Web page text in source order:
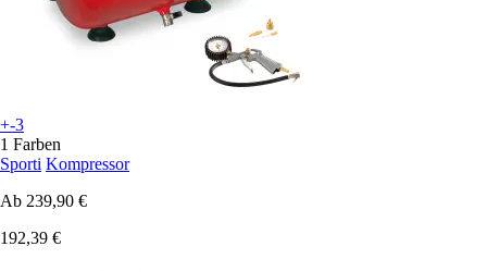
+-3
1 Farben
Sporti Kompressor
Ab 239,90 €
192,39 €